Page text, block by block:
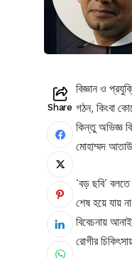
Share
বিজ্ঞান ও
গঠন, কিংবা
কিন্তু অভিজ্ঞ
মোহাম্মদ
‘বড় ছবি’
শেষ হয়ে যায়
বিবেচনায়
রোগীর